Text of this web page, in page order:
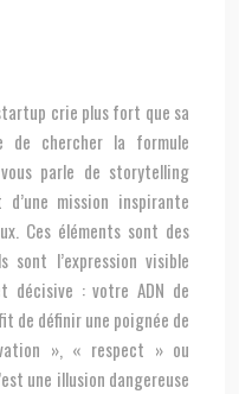
crie plus fort que sa
de chercher la formule
parle de storytelling
mission inspirante
Ces éléments sont des
sont l’expression visible
décisive : votre ADN de
de définir une poignée de
», « respect » ou
une illusion dangereuse